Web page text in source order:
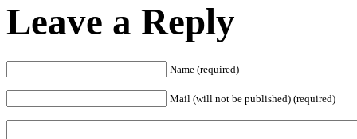
Leave a Reply
Name (required)
Mail (will not be published) (required)